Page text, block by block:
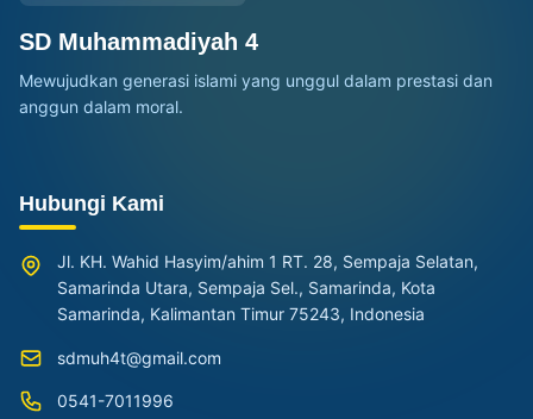
SD Muhammadiyah 4
Mewujudkan generasi islami yang unggul dalam prestasi dan
anggun dalam moral.
Hubungi Kami
Jl. KH. Wahid Hasyim/ahim 1 RT. 28, Sempaja Selatan,
Samarinda Utara, Sempaja Sel., Samarinda, Kota
Samarinda, Kalimantan Timur 75243, Indonesia
sdmuh4t@gmail.com
0541-7011996